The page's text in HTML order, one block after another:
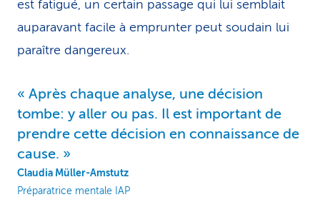
est fatigué, un certain passage qui lui semblait
auparavant facile à emprunter peut soudain lui
paraître dangereux.
Après chaque analyse, une décision
tombe: y aller ou pas. Il est important de
prendre cette décision en connaissance de
cause.
Claudia Müller-Amstutz
Préparatrice mentale IAP